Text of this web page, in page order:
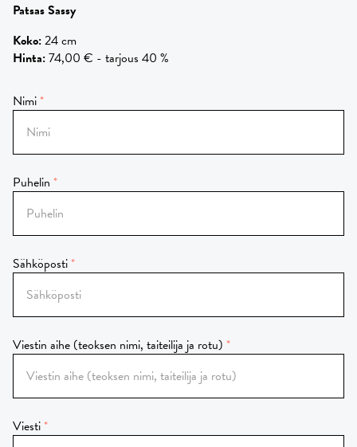
Patsas Sassy
Koko:24 cm
Hinta:74,00 € - tarjous 40 %
Nimi
Puhelin
Sähköposti
Viestin aihe (teoksen nimi, taiteilija ja rotu)
Viesti